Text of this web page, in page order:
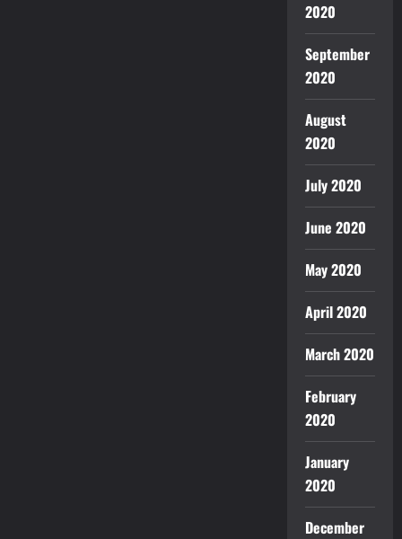
2020
September
2020
August
2020
July 2020
June 2020
May 2020
April 2020
March 2020
February
2020
January
2020
December